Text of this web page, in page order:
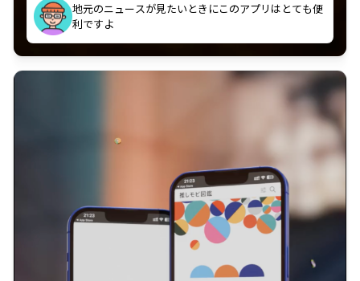
地元のニュースが見たいときにこのアプリはとても便
利ですよ
いつも利用させていただいております！